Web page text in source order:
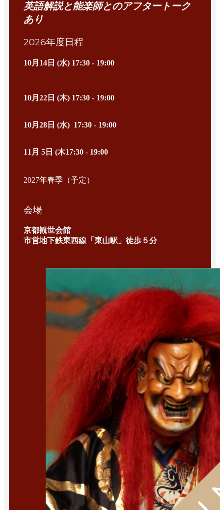
英語解説と能楽師とのアフタートーク
あり
2026年度日程
10月14日 (水) 17:30 - 19:00
10月22日 (木) 17:30 - 19:00
10月28日 (水) 17:30 - 19:00
11月 5日 (木17:30 - 19:00
2027年春季（予定）
会場
京都観世会館
市営地下鉄東西線「東山駅」徒歩５分